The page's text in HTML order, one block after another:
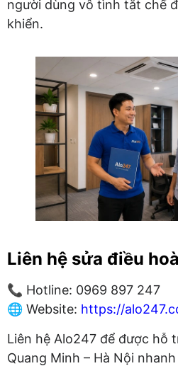
người dùng vô tình tắt chế
khiển.
Liên hệ sửa điều
📞 Hotline: 0969 897 247
🌐 Website: https://
Liên hệ Alo247 để được hỗ
Quang Minh – Hà Nội